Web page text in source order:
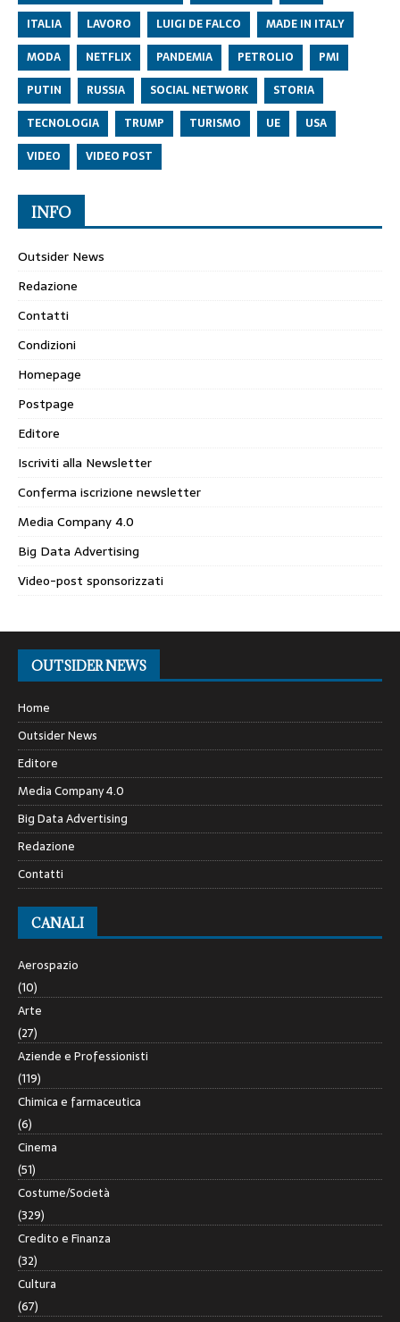
ITALIA
LAVORO LUIGI DE FALCO
MADE IN ITALY
MODA
NETFLIX PANDEMIA PETROLIO
PMI
PUTIN
RUSSIA SOCIAL NETWORK
STORIA
TECNOLOGIA
TRUMP TURISMO UE
USA
VIDEO
VIDEO POST
INFO
Outsider News
Redazione
Contatti
Condizioni
Homepage
Postpage
Editore
Iscriviti alla Newsletter
Conferma iscrizione newsletter
Media Company 4.0
Big Data Advertising
Video-post sponsorizzati
OUTSIDER NEWS
Home
Outsider News
Editore
Media Company 4.0
Big Data Advertising
Redazione
Contatti
CANALI
Aerospazio
(10)
Arte
(27)
Aziende e Professionisti
(119)
Chimica e farmaceutica
(6)
Cinema
(51)
Costume/Società
(329)
Credito e Finanza
(32)
Cultura
(67)